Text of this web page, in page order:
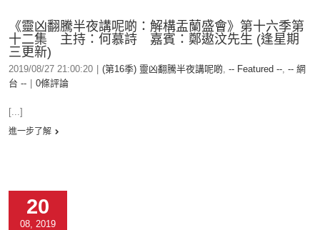
《靈凶翻騰半夜講呢啲：解構盂蘭盛會》第十六季第
十二集 主持：何慕詩 嘉賓：鄭遨汶先生 (逢星期
三更新)
2019/08/27 21:00:20 (第16季) 靈凶翻騰半夜講呢啲, -- Featured --, -- 網
台 --
0條評論
[...]
進一步了解
20
08, 2019